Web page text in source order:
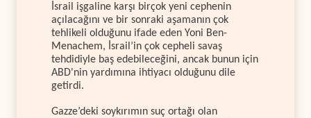
İsrail işgaline karşı birçok yeni cephenin
açılacağını ve bir sonraki aşamanın çok
tehlikeli olduğunu ifade eden Yoni Ben-
Menachem, İsrail’in çok cepheli savaş
tehdidiyle baş edebileceğini, ancak bunun için
ABD'nin yardımına ihtiyacı olduğunu dile
getirdi.
Gazze’deki soykırımın suç ortağı olan